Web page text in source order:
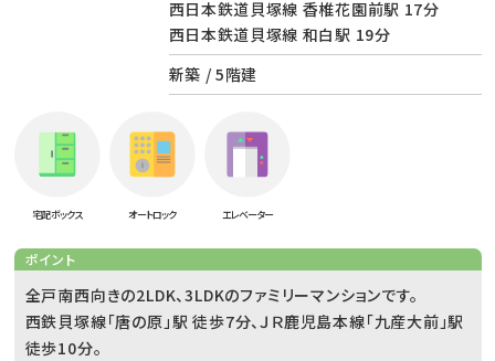
西日本鉄道貝塚線 香椎花園前駅 17分
西日本鉄道貝塚線 和白駅 19分
新築 / 5階建
宅配ボックス オートロック エレベーター
ポイント
全戸南西向きの2LDK、3LDKのファミリーマンションです。
西鉄貝塚線「唐の原」駅 徒歩7分、ＪＲ鹿児島本線「九産大前」駅
徒歩10分。